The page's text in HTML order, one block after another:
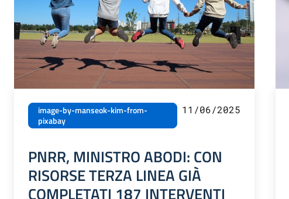
image-by-manseok-kim-from-
pixabay
11/06/2025
PNRR, MINISTRO ABODI: CON
RISORSE TERZA LINEA GIÀ
COMPLETATI 187 INTERVENTI